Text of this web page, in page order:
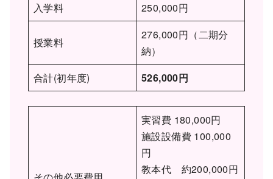
入学料 250,000円
授業料
276,000円（二期分
納）
合計(初年度)
526,000円
実習費 180,000円
施設設備費 100,000
円
教本代 約200,000円